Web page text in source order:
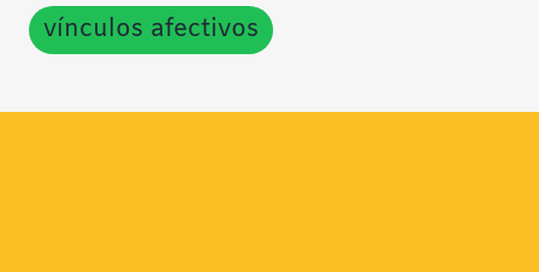
vínculos afectivos